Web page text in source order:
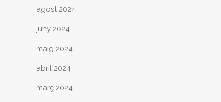
agost 2024
juny 2024
maig 2024
abril 2024
març 2024